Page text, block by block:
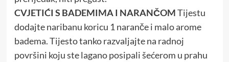
CVJETIĆI S BADEMIMA I NARANČOMTijestu
dodajte naribanu koricu 1 naranče i malo arome
badema. Tijesto tanko razvaljajte na radnoj
površini koju ste lagano posipali šećerom u prahu